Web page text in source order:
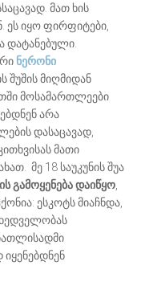
მათ ხის
ეს იყო ფირფიტები,
დატანებული.
ნერონი
მიღმიდან
მოსამართლეები
არა
დასაცავად,
მათი
მე 18 საუკუნის შუა
გამოყენება დაიწყო
ესკოტს მიაჩნდა,